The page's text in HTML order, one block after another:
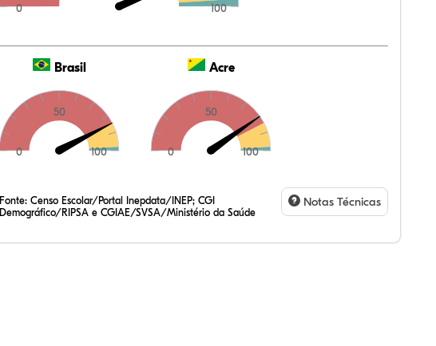
0 100
Brasil
0
50
100
Acre
0
50
100
Fonte: Censo Escolar/Portal Inepdata/INEP; CGI
Demográfico/RIPSA e CGIAE/SVSA/Ministério da Saúde
Notas Técnicas
7,92%
3,25%
0,93%
84,05%
2,26%
1,59%
35,47%
7,72%
0,47%
54,20%
0,83%
1,31%